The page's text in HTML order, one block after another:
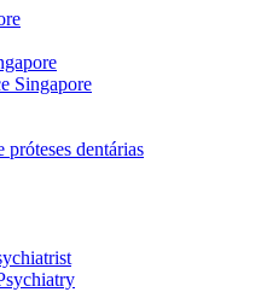
Singapore
dentárias